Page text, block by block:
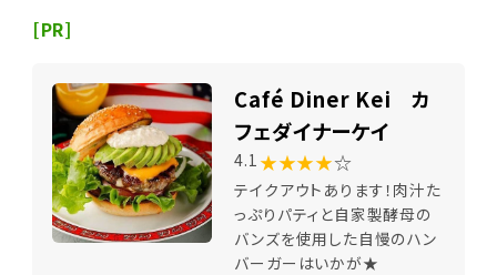
[PR]
Café Diner Kei カ
フェダイナーケイ
4.1 ★★★★☆
テイクアウトあります！肉汁た
っぷりパティと自家製酵母の
バンズを使用した自慢のハン
バーガーはいかが★